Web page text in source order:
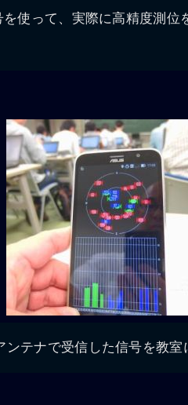
使って、実際に高精度測位
ンテナで受信した信号を教室